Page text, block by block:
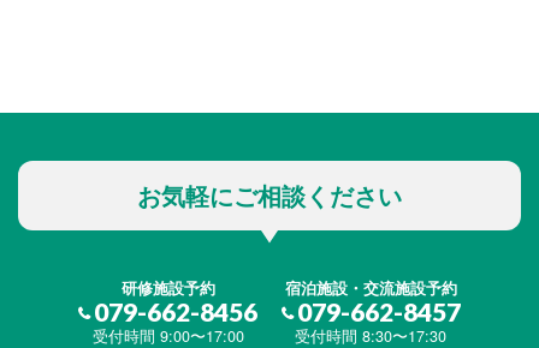
お気軽にご相談ください
研修施設予約
079-662-8456
受付時間 9:00〜17:00
宿泊施設・交流施設予約
079-662-8457
受付時間 8:30〜17:30